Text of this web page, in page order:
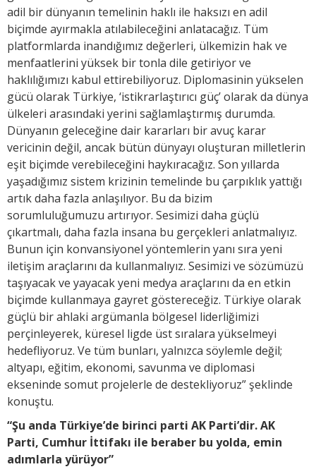
adil bir dünyanın temelinin haklı ile haksızı en adil
biçimde ayırmakla atılabileceğini anlatacağız. Tüm
platformlarda inandığımız değerleri, ülkemizin hak ve
menfaatlerini yüksek bir tonla dile getiriyor ve
haklılığımızı kabul ettirebiliyoruz. Diplomasinin yükselen
gücü olarak Türkiye, ‘istikrarlaştırıcı güç’ olarak da dünya
ülkeleri arasındaki yerini sağlamlaştırmış durumda.
Dünyanın geleceğine dair kararları bir avuç karar
vericinin değil, ancak bütün dünyayı oluşturan milletlerin
eşit biçimde verebileceğini haykıracağız. Son yıllarda
yaşadığımız sistem krizinin temelinde bu çarpıklık yattığı
artık daha fazla anlaşılıyor. Bu da bizim
sorumluluğumuzu artırıyor. Sesimizi daha güçlü
çıkartmalı, daha fazla insana bu gerçekleri anlatmalıyız.
Bunun için konvansiyonel yöntemlerin yanı sıra yeni
iletişim araçlarını da kullanmalıyız. Sesimizi ve sözümüzü
taşıyacak ve yayacak yeni medya araçlarını da en etkin
biçimde kullanmaya gayret göstereceğiz. Türkiye olarak
güçlü bir ahlaki argümanla bölgesel liderliğimizi
perçinleyerek, küresel ligde üst sıralara yükselmeyi
hedefliyoruz. Ve tüm bunları, yalnızca söylemle değil;
altyapı, eğitim, ekonomi, savunma ve diplomasi
ekseninde somut projelerle de destekliyoruz” şeklinde
konuştu.
“Şu anda Türkiye’de birinci parti AK Parti’dir. AK
Parti, Cumhur İttifakı ile beraber bu yolda, emin
adımlarla yürüyor”